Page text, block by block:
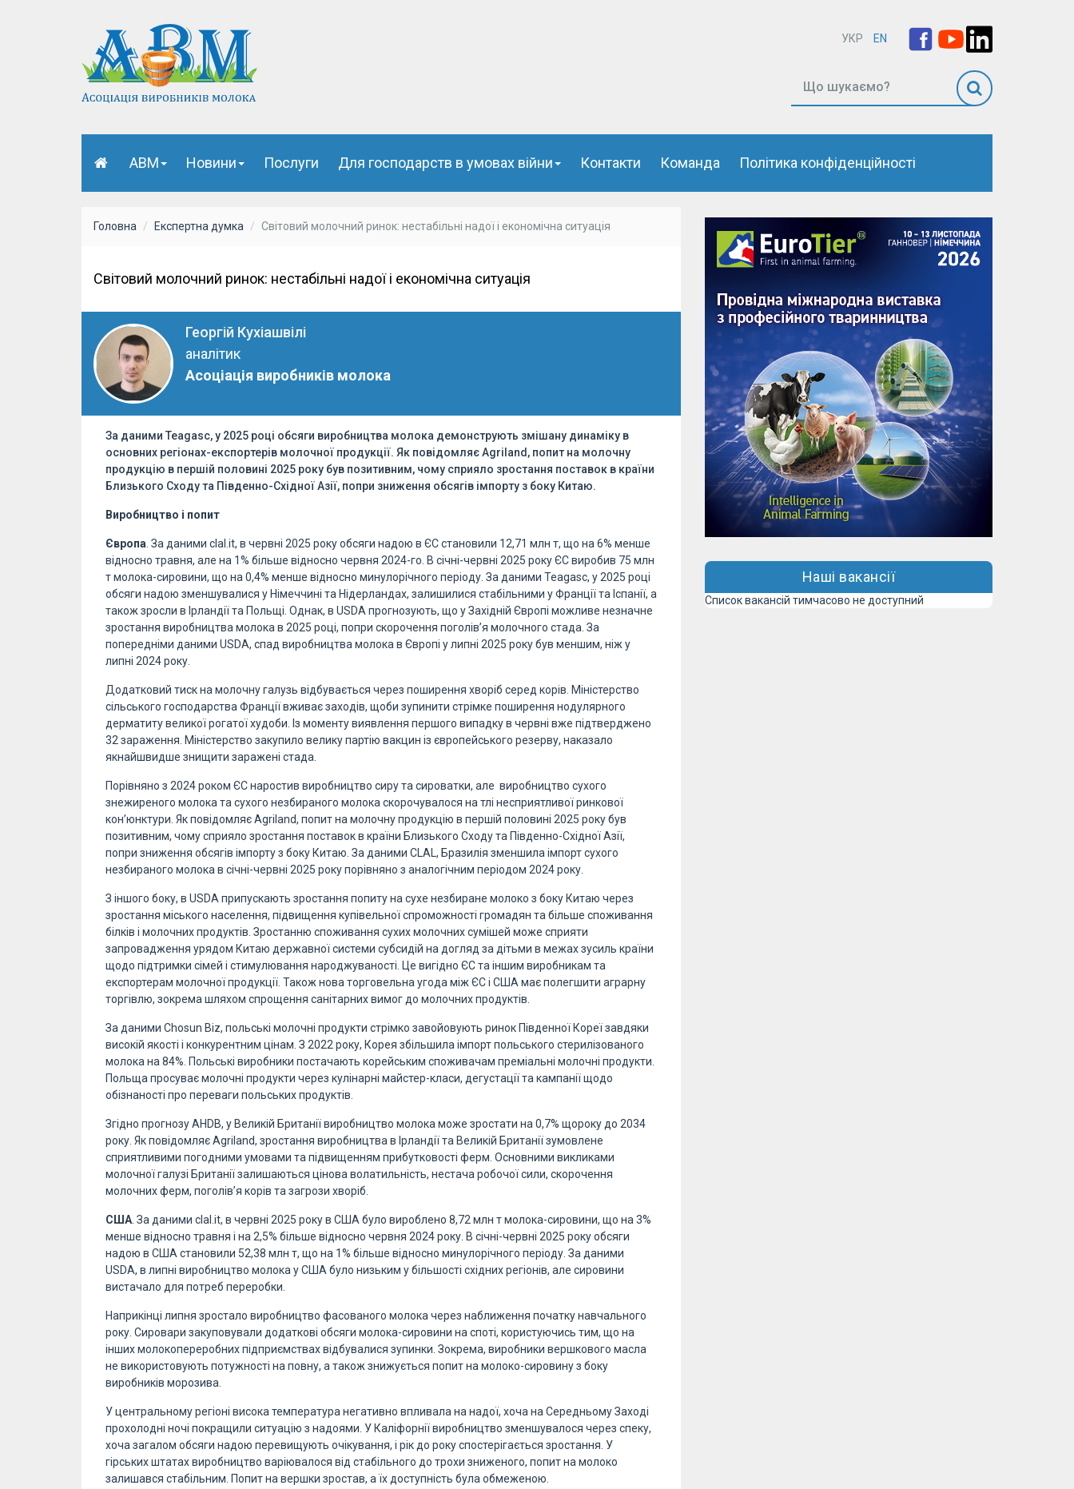
УКР EN
АВМ Новини Послуги Для господарств в умовах війни Контакти Команда Політика конфіденційності
Наші вакансії
Список вакансій тимчасово не доступний
Головна Експертна думка Світовий молочний ринок: нестабільні надої і економічна ситуація
Світовий молочний ринок: нестабільні надої і економічна ситуація
Георгій Кухіашвілі
аналітик
Асоціація виробників молока
За даними Teagasc, у 2025 році обсяги виробництва молока демонструють змішану динаміку в
основних регіонах-експортерів молочної продукції. Як повідомляє Agriland, попит на молочну
продукцію в першій половині 2025 року був позитивним, чому сприяло зростання поставок в країни
Близького Сходу та Південно-Східної Азії, попри зниження обсягів імпорту з боку Китаю.
Виробництво і попит
Європа . За даними clal.it, в червні 2025 року обсяги надою в ЄС становили 12,71 млн т, що на 6% менше
відносно травня, але на 1% більше відносно червня 2024-го. В січні-червні 2025 року ЄС виробив 75 млн
т молока-сировини, що на 0,4% менше відносно минулорічного періоду. За даними Teagasc, у 2025 році
обсяги надою зменшувалися у Німеччині та Нідерландах, залишилися стабільними у Франції та Іспанії, а
також зросли в Ірландії та Польщі. Однак, в USDA прогнозують, що у Західній Європі можливе незначне
зростання виробництва молока в 2025 році, попри скорочення поголів’я молочного стада. За
попередніми даними USDA, спад виробництва молока в Європі у липні 2025 року був меншим, ніж у
липні 2024 року.
Додатковий тиск на молочну галузь відбувається через поширення хворіб серед корів. Міністерство
сільського господарства Франції вживає заходів, щоби зупинити стрімке поширення нодулярного
дерматиту великої рогатої худоби. Із моменту виявлення першого випадку в червні вже підтверджено
32 зараження. Міністерство закупило велику партію вакцин із європейського резерву, наказало
якнайшвидше знищити заражені стада.
Порівняно з 2024 роком ЄС наростив виробництво сиру та сироватки, але виробництво сухого
знежиреного молока та сухого незбираного молока скорочувалося на тлі несприятливої ринкової
кон’юнктури. Як повідомляє Agriland, попит на молочну продукцію в першій половині 2025 року був
позитивним, чому сприяло зростання поставок в країни Близького Сходу та Південно-Східної Азії,
попри зниження обсягів імпорту з боку Китаю. За даними CLAL, Бразилія зменшила імпорт сухого
незбираного молока в січні-червні 2025 року порівняно з аналогічним періодом 2024 року.
З іншого боку, в USDA припускають зростання попиту на сухе незбиране молоко з боку Китаю через
зростання міського населення, підвищення купівельної спроможності громадян та більше споживання
білків і молочних продуктів. Зростанню споживання сухих молочних сумішей може сприяти
запровадження урядом Китаю державної системи субсидій на догляд за дітьми в межах зусиль країни
щодо підтримки сімей і стимулювання народжуваності. Це вигідно ЄС та іншим виробникам та
експортерам молочної продукції. Також нова торговельна угода між ЄС і США має полегшити аграрну
торгівлю, зокрема шляхом спрощення санітарних вимог до молочних продуктів.
За даними Chosun Biz, польські молочні продукти стрімко завойовують ринок Південної Кореї завдяки
високій якості і конкурентним цінам. З 2022 року, Корея збільшила імпорт польського стерилізованого
молока на 84%. Польські виробники постачають корейським споживачам преміальні молочні продукти.
Польща просуває молочні продукти через кулінарні майстер-класи, дегустації та кампанії щодо
обізнаності про переваги польських продуктів.
Згідно прогнозу AHDB, у Великій Британії виробництво молока може зростати на 0,7% щороку до 2034
року. Як повідомляє Agriland, зростання виробництва в Ірландії та Великій Британії зумовлене
сприятливими погодними умовами та підвищенням прибутковості ферм. Основними викликами
молочної галузі Британії залишаються цінова волатильність, нестача робочої сили, скорочення
молочних ферм, поголів’я корів та загрози хворіб.
США . За даними clal.it, в червні 2025 року в США було вироблено 8,72 млн т молока-сировини, що на 3%
менше відносно травня і на 2,5% більше відносно червня 2024 року. В січні-червні 2025 року обсяги
надою в США становили 52,38 млн т, що на 1% більше відносно минулорічного періоду. За даними
USDA, в липні виробництво молока у США було низьким у більшості східних регіонів, але сировини
вистачало для потреб переробки.
Наприкінці липня зростало виробництво фасованого молока через наближення початку навчального
року. Сировари закуповували додаткові обсяги молока-сировини на споті, користуючись тим, що на
інших молокопереробних підприємствах відбувалися зупинки. Зокрема, виробники вершкового масла
не використовують потужності на повну, а також знижується попит на молоко-сировину з боку
виробників морозива.
У центральному регіоні висока температура негативно впливала на надої, хоча на Середньому Заході
прохолодні ночі покращили ситуацію з надоями. У Каліфорнії виробництво зменшувалося через спеку,
хоча загалом обсяги надою перевищують очікування, і рік до року спостерігається зростання. У
гірських штатах виробництво варіювалося від стабільного до трохи зниженого, попит на молоко
залишався стабільним. Попит на вершки зростав, а їх доступність була обмеженою.